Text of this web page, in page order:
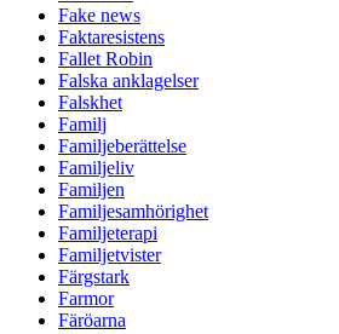
Fake news
Faktaresistens
Fallet Robin
Falska anklagelser
Falskhet
Familj
Familjeberättelse
Familjeliv
Familjen
Familjesamhörighet
Familjeterapi
Familjetvister
Färgstark
Farmor
Färöarna